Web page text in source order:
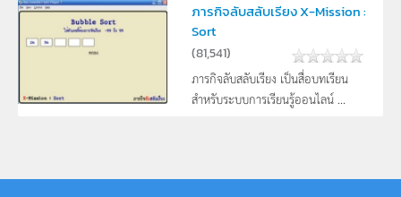
ภารกิจลับสลับเรียง X-Mission :
Sort
(81,541)
ภารกิจลับสลับเรียง เป็นสื่อบทเรียน
สำหรับระบบการเรียนรู้ออนไลน์ ...